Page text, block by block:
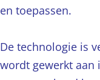
en toepassen.
De technologie is
wordt gewerkt